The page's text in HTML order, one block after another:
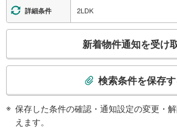
詳細条件 2LDK
検
新着物件通知を受け
検索条件を保存
保存した条件の確認・通知設定の変更・
えます。